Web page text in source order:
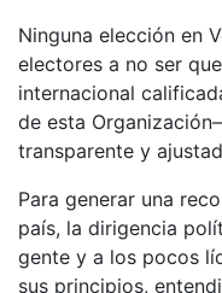
Ninguna elección en
electores a no ser
internacional
de esta
transparente y
Para generar una
país, la dirigencia
gente y a los pocos
sus principios,